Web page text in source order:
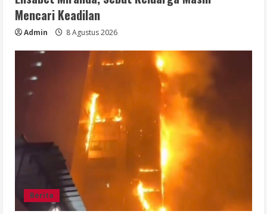
Mencari Keadilan
Admin 8 Agustus 2026
Berita